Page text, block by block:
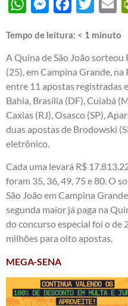
WhatsAppMessengerFacebook
Twitter
Tempo de leitura: < 1 minuto
A Quina de São João
(25), em Campina Grande,
entre 11 apostas registradas
Bahia, Brasília (DF), Cuiabá
Caxias (RJ), Osasco (SP),
duas apostas de Brodowski
eletrônico.
Cada uma levará R$
foram 35, 36, 49, 75 e 80. O
São João em Campina
segunda maior já paga na
do concurso especial foi o de
milhões para oito apostas.
MEGA-SENA